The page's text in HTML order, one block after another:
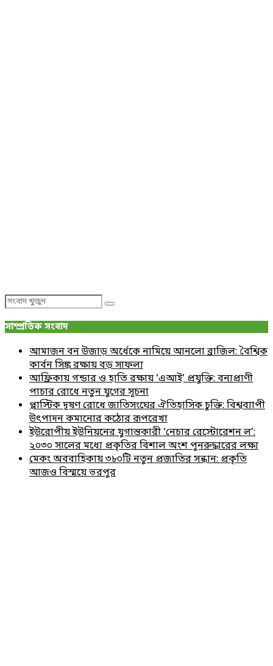
Search
Search
সাম্প্রতিক সংবাদ
আমাজন বন উজাড় অর্ধেকে নামিয়ে আনলো ব্রাজিল: বৈশ্বিক
কার্বন সিঙ্ক রক্ষায় বড় সাফল্য
আফ্রিকায় গন্ডার ও হাতি রক্ষায় ‘এআই’ প্রযুক্তি: বন্যপ্রাণী
পাচার রোধে নতুন যুগের সূচনা
প্লাস্টিক দূষণ রোধে জাতিসংঘের ঐতিহাসিক চুক্তি: বিশ্বব্যাপী
উৎপাদন কমানোর কঠোর রূপরেখা
ইউরোপীয় ইউনিয়নের যুগান্তকারী ‘নেচার রেস্টোরেশন ল’:
২০৩০ সালের মধ্যে প্রকৃতির বিশাল অংশ পুনরুদ্ধারের লক্ষ্য
মেকং অববাহিকায় ৩৮০টি নতুন প্রজাতির সন্ধান: প্রকৃতি
আজও বিস্ময়ে ভরপুর